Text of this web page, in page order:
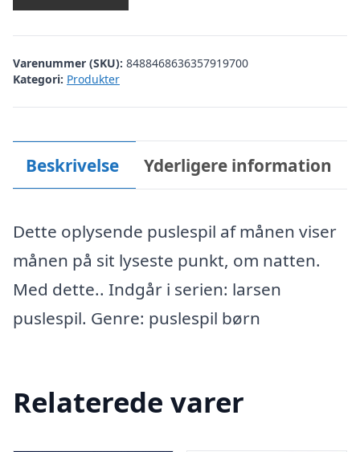
Varenummer (SKU): 8488468636357919700
Kategori: Produkter
Beskrivelse Yderligere information
Dette oplysende puslespil af månen viser
månen på sit lyseste punkt, om natten.
Med dette.. Indgår i serien: larsen
puslespil. Genre: puslespil børn
Relaterede varer